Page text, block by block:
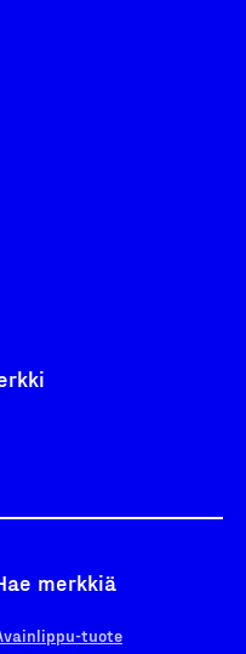
merkkiä
tuote